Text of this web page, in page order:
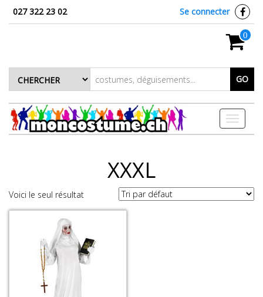
027 322 23 02 Se connecter
0
GO
Toggle
XXXL
Voici le seul résultat